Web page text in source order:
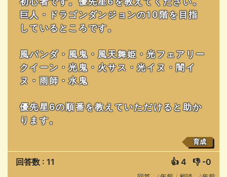
巨人・ドラゴンダンジョンの10階を目指
しているところです。
風パンダ・風鬼・風天舞姫・光フェアリー
クイーン・光鬼・火サス・光イヌ・闇イ
ヌ・雨師・水鬼
優先星6の順番を教えていただけると助か
ります。
育成
回答数 : 11 👍 4 👎 -0